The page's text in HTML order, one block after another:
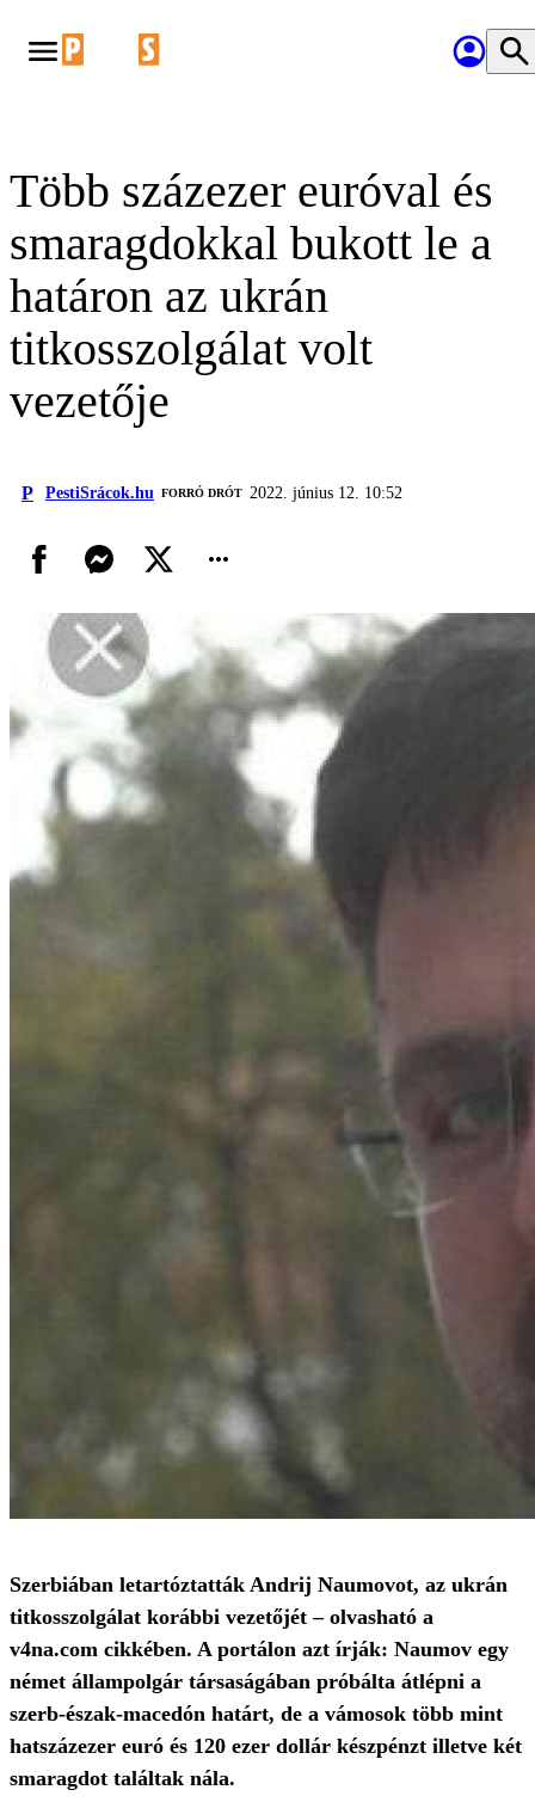
Több százezer euróval és
smaragdokkal bukott le a
határon az ukrán
titkosszolgálat volt
vezetője
P PestiSrácok.hu FORRÓ DRÓT 2022. június 12. 10:52
Szerbiában letartóztatták Andrij Naumovot, az ukrán
titkosszolgálat korábbi vezetőjét – olvasható a
v4na.com cikkében. A portálon azt írják: Naumov egy
német állampolgár társaságában próbálta átlépni a
szerb-észak-macedón határt, de a vámosok több mint
hatszázezer euró és 120 ezer dollár készpénzt illetve két
smaragdot találtak nála.